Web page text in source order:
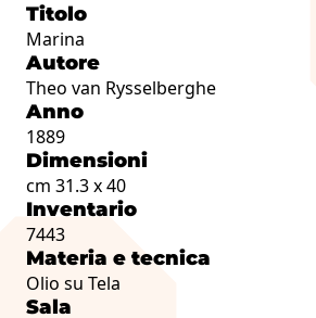
Titolo
Marina
Autore
Theo van Rysselberghe
Anno
1889
Dimensioni
cm 31.3 x 40
Inventario
7443
Materia e tecnica
Olio su Tela
Sala